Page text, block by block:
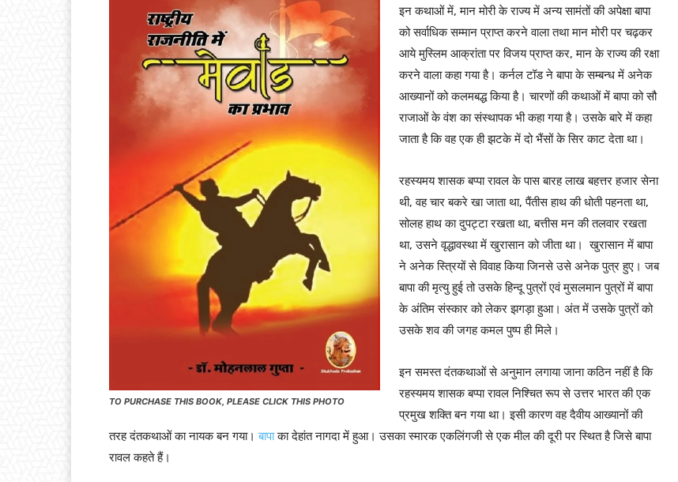
TO PURCHASE THIS BOOK, PLEASE CLICK THIS PHOTO
इन कथाओं में, मान मोरी के राज्य में अन्य सामंतों की अपेक्षा बापा
को सर्वाधिक सम्मान प्राप्त करने वाला तथा मान मोरी पर चढ़कर
आये मुस्लिम आक्रांता पर विजय प्राप्त कर, मान के राज्य की रक्षा
करने वाला कहा गया है। कर्नल टॉड ने बापा के सम्बन्ध में अनेक
आख्यानों को कलमबद्ध किया है। चारणों की कथाओं में बापा को सौ
राजाओं के वंश का संस्थापक भी कहा गया है। उसके बारे में कहा
जाता है कि वह एक ही झटके में दो भैंसों के सिर काट देता था।
रहस्यमय शासक बप्पा रावल के पास बारह लाख बहत्तर हजार सेना
थी, वह चार बकरे खा जाता था, पैंतीस हाथ की धोती पहनता था,
सोलह हाथ का दुपट्टा रखता था, बत्तीस मन की तलवार रखता
था, उसने वृद्धावस्था में खुरासान को जीता था। खुरासान में बापा
ने अनेक स्त्रियों से विवाह किया जिनसे उसे अनेक पुत्र हुए। जब
बापा की मृत्यु हुई तो उसके हिन्दू पुत्रों एवं मुसलमान पुत्रों में बापा
के अंतिम संस्कार को लेकर झगड़ा हुआ। अंत में उसके पुत्रों को
उसके शव की जगह कमल पुष्प ही मिले।
इन समस्त दंतकथाओं से अनुमान लगाया जाना कठिन नहीं है कि
रहस्यमय शासक बप्पा रावल निश्चित रूप से उत्तर भारत की एक
प्रमुख शक्ति बन गया था। इसी कारण वह दैवीय आख्यानों की
तरह दंतकथाओं का नायक बन गया।बापाका देहांत नागदा में हुआ। उसका स्मारक एकलिंगजी से एक मील की दूरी पर स्थित है जिसे बापा
रावल कहते हैं।